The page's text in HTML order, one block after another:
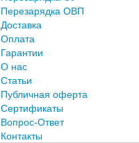
Перезарядка ОВП
Доставка
Оплата
Гарантии
О нас
Статьи
Публичная оферта
Сертификаты
Вопрос-Ответ
Контакты